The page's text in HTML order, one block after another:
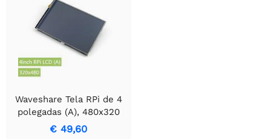
Waveshare Tela RPi de 4
polegadas (A), 480x320
€ 49,60